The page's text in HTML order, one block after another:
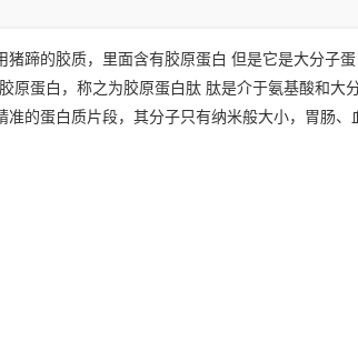
猪蹄的胶质，里面含有胶原蛋白 但是它是大分子
蛋白，称之为胶原蛋白肽 肽是介于氨基酸和大
的蛋白质片段，其分子只有纳米般大小，胃肠